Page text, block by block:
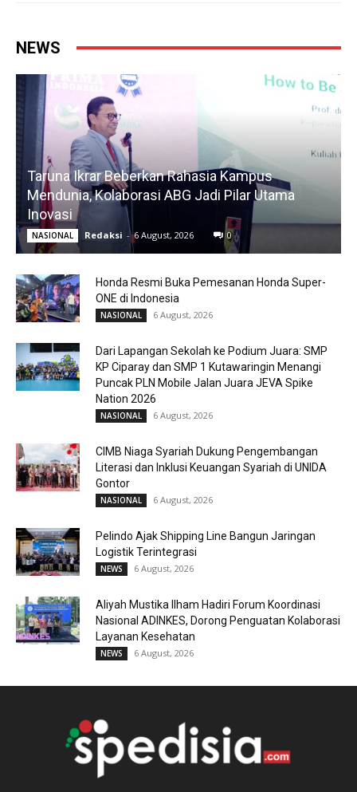
NEWS
Taruna Ikrar Beberkan Rahasia Kampus
Mendunia, Kolaborasi ABG Jadi Pilar Utama
Inovasi
NASIONAL Redaksi - 6 August, 2026 0
Honda Resmi Buka Pemesanan Honda Super-
ONE di Indonesia
NASIONAL 6 August, 2026
Dari Lapangan Sekolah ke Podium Juara: SMP
KP Ciparay dan SMP 1 Kutawaringin Menangi
Puncak PLN Mobile Jalan Juara JEVA Spike
Nation 2026
NASIONAL 6 August, 2026
CIMB Niaga Syariah Dukung Pengembangan
Literasi dan Inklusi Keuangan Syariah di UNIDA
Gontor
NASIONAL 6 August, 2026
Pelindo Ajak Shipping Line Bangun Jaringan
Logistik Terintegrasi
NEWS 6 August, 2026
Aliyah Mustika Ilham Hadiri Forum Koordinasi
Nasional ADINKES, Dorong Penguatan Kolaborasi
Layanan Kesehatan
NEWS 6 August, 2026